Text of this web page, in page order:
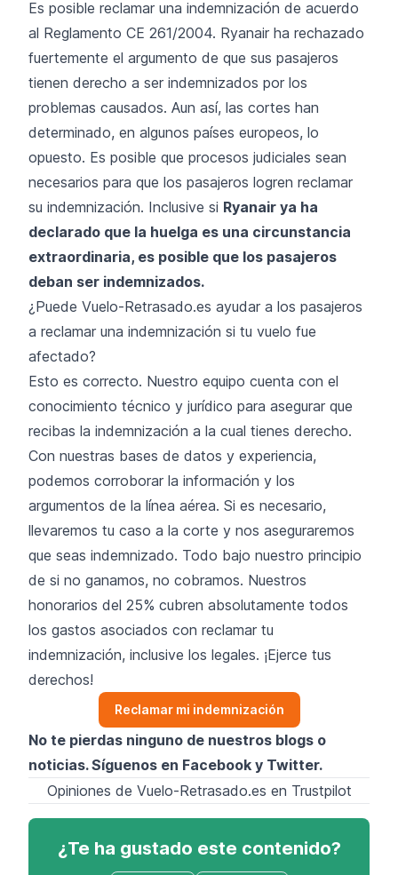
Es posible reclamar una indemnización de acuerdo
al Reglamento CE 261/2004. Ryanair ha rechazado
fuertemente el argumento de que sus pasajeros
tienen derecho a ser indemnizados por los
problemas causados. Aun así, las cortes han
determinado, en algunos países europeos, lo
opuesto. Es posible que procesos judiciales sean
necesarios para que los pasajeros logren reclamar
su indemnización. Inclusive si Ryanair ya ha
declarado que la huelga es una circunstancia
extraordinaria, es posible que los pasajeros
deban ser indemnizados.
¿Puede Vuelo-Retrasado.es ayudar a los pasajeros
a reclamar una indemnización si tu vuelo fue
afectado?
Esto es correcto. Nuestro equipo cuenta con el
conocimiento técnico y jurídico para asegurar que
recibas la indemnización a la cual tienes derecho.
Con nuestras bases de datos y experiencia,
podemos corroborar la información y los
argumentos de la línea aérea. Si es necesario,
llevaremos tu caso a la corte y nos aseguraremos
que seas indemnizado. Todo bajo nuestro principio
de si no ganamos, no cobramos. Nuestros
honorarios del 25% cubren absolutamente todos
los gastos asociados con reclamar tu
indemnización, inclusive los legales. ¡Ejerce tus
derechos!
Reclamar mi indemnización
No te pierdas ninguno de nuestros blogs o
noticias. Síguenos en Facebook y Twitter.
Opiniones de Vuelo-Retrasado.es en Trustpilot
¿Te ha gustado este contenido?